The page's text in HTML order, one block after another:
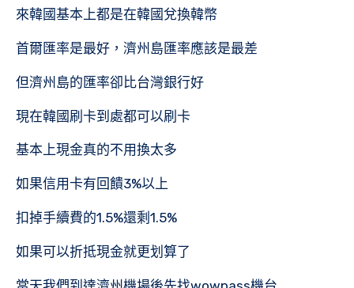
來韓國基本上都是在韓國兌換韓幣
首爾匯率是最好，濟州島匯率應該是最差
但濟州島的匯率卻比台灣銀行好
現在韓國刷卡到處都可以刷卡
基本上現金真的不用換太多
如果信用卡有回饋3%以上
扣掉手續費的1.5%還剩1.5%
如果可以折抵現金就更划算了